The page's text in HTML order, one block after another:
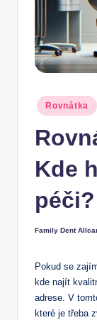
Posted
in
Rovnátka
Kde
péči?
Posted
Family Dent
Pokud se
kde najít
adrese. V
které je třeba